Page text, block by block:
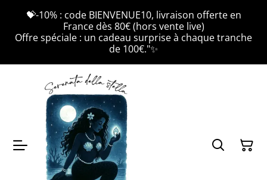
💝-10% : code BIENVENUE10, livraison offerte en
France dès 80€ (hors vente live)
Offre spéciale : un cadeau surprise à chaque tranche
de 100€."✨